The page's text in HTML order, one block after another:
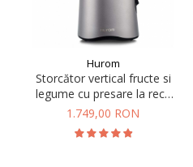
Hurom
Storcător vertical fructe si
legume cu presare la rece
Hurom HA Alpha
1.749,00 RON